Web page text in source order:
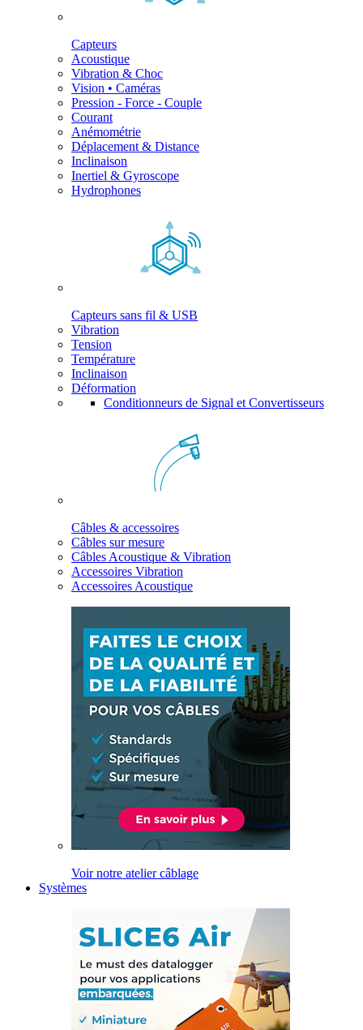
Capteurs
Acoustique
Vibration & Choc
Vision • Caméras
Pression - Force - Couple
Courant
Anémométrie
Déplacement & Distance
Inclinaison
Inertiel & Gyroscope
Hydrophones
Capteurs sans fil & USB
Vibration
Tension
Température
Inclinaison
Déformation
Conditionneurs de Signal et Convertisseurs
Câbles & accessoires
Câbles sur mesure
Câbles Acoustique & Vibration
Accessoires Vibration
Accessoires Acoustique
Voir notre atelier câblage
Systèmes